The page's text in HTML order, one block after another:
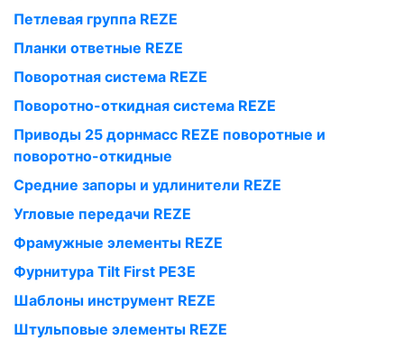
Петлевая группа REZE
Планки ответные REZE
Поворотная система REZE
Поворотно-откидная система REZE
Приводы 25 дорнмасс REZE поворотные и
поворотно-откидные
Средние запоры и удлинители REZE
Угловые передачи REZE
Фрамужные элементы REZE
Фурнитура Tilt First РЕЗЕ
Шаблоны инструмент REZE
Штульповые элементы REZE